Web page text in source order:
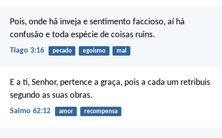
Pois, onde há inveja e sentimento faccioso, aí há
confusão e toda espécie de coisas ruins.
Tiago 3:16 pecado egoísmo mal
E a ti, Senhor, pertence a graça, pois a cada um retribuis
segundo as suas obras.
Salmo 62:12 amor recompensa